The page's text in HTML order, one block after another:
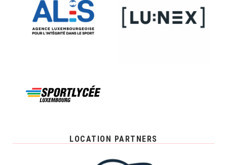
LOCATION PARTNERS